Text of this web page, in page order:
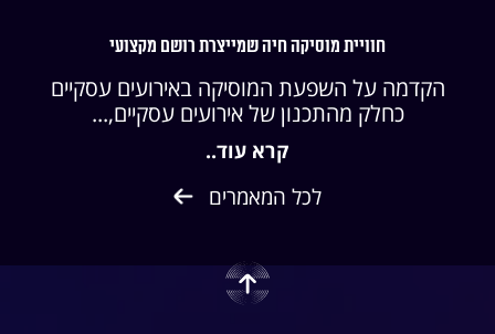
חוויית מוסיקה חיה שמייצרת רושם מקצועי
הקדמה על השפעת המוסיקה באירועים עסקיים
כחלק מהתכנון של אירועים עסקיים,...
קרא עוד..
לכל המאמרים